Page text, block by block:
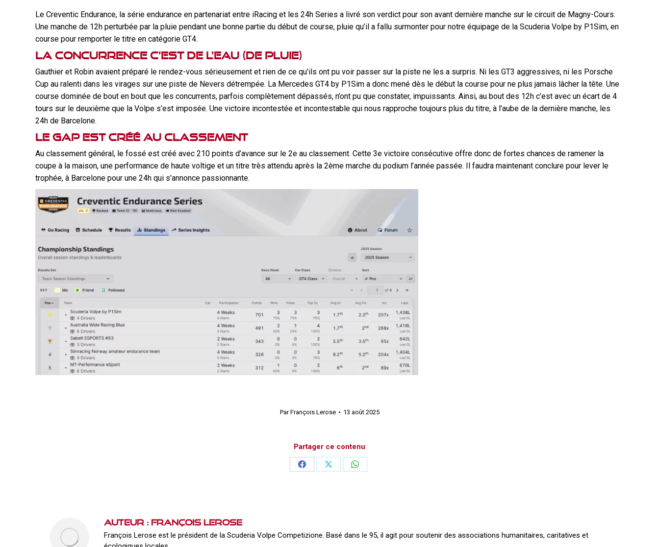
Le Creventic Endurance, la série endurance en partenariat entre iRacing et les 24h Series a livré son verdict pour son avant dernière manche sur le circuit de Magny-Cours.
Une manche de 12h perturbée par la pluie pendant une bonne partie du début de course, pluie qu’il a fallu surmonter pour notre équipage de la Scuderia Volpe by P1Sim, en
course pour remporter le titre en catégorie GT4.
La concurrence c’est de l’eau (de pluie)
Gauthier et Robin avaient préparé le rendez-vous sérieusement et rien de ce qu’ils ont pu voir passer sur la piste ne les a surpris. Ni les GT3 aggressives, ni les Porsche
Cup au ralenti dans les virages sur une piste de Nevers détrempée. La Mercedes GT4 by P1Sim a donc mené dès le début la course pour ne plus jamais lâcher la tête. Une
course dominée de bout en bout que les concurrents, parfois complètement dépassés, n’ont pu que constater, impuissants. Ainsi, au bout des 12h c’est avec un écart de 4
tours sur le deuxième que la Volpe s’est imposée. Une victoire incontestée et incontestable qui nous rapproche toujours plus du titre, à l’aube de la dernière manche, les
24h de Barcelone.
Le gap est créé au classement
Au classement général, le fossé est créé avec 210 points d’avance sur le 2e au classement. Cette 3e victoire consécutive offre donc de fortes chances de ramener la
coupe à la maison, une performance de haute voltige et un titre très attendu après la 2ème marche du podium l’année passée. Il faudra maintenant conclure pour lever le
trophée, à Barcelone pour une 24h qui s’annonce passionnante.
ParFrançois Lerose 13 août 2025
Partager ce contenu
PartagerPartagerPartager
Auteur : François Lerose
François Lerose est le président de la Scuderia Volpe Competizione. Basé dans le 95, il agit pour soutenir des associations humanitaires, caritatives et